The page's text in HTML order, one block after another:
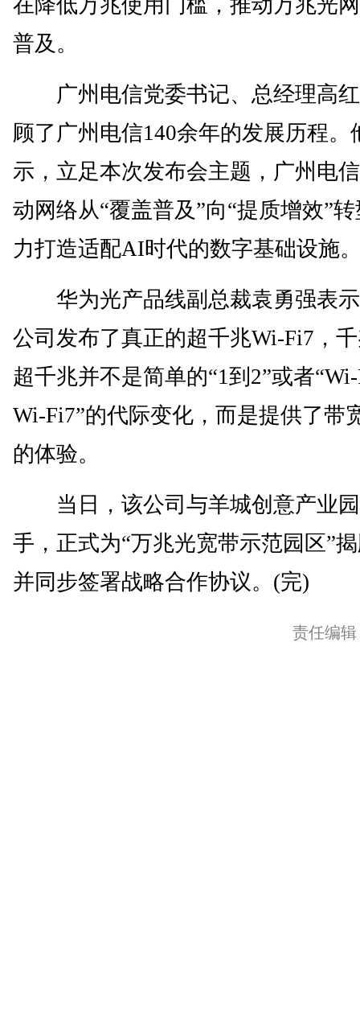
在降低万兆使用门槛，推动万兆光
普及。
广州电信党委书记、总经理高
顾了广州电信140余年的发展历程。
示，立足本次发布会主题，广州电
动网络从“覆盖普及”向“提质增效”
力打造适配AI时代的数字基础设施
华为光产品线副总裁袁勇强表
公司发布了真正的超千兆Wi-Fi7，
超千兆并不是简单的“1到2”或者
Wi-Fi7”的代际变化，而是提供了带
的体验。
当日，该公司与羊城创意产业
手，正式为“万兆光宽带示范园区”
并同步签署战略合作协议。(完)
责任编